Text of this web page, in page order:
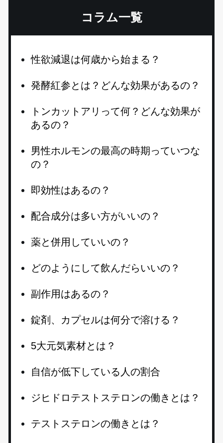
コラム一覧
性欲減退は何歳から始まる？
発酵紅参とは？どんな効果があるの？
トンカットアリって何？どんな効果が
あるの？
男性ホルモンの最高の時期っていつな
の？
即効性はあるの？
配合成分は多い方がいいの？
薬と併用していいの？
どのようにして飲んだらいいの？
副作用はあるの？
錠剤、カプセルは何分で溶ける？
5大元気素材とは？
自信が低下している人の割合
ジヒドロテストステロンの働きとは？
テストステロンの働きとは？